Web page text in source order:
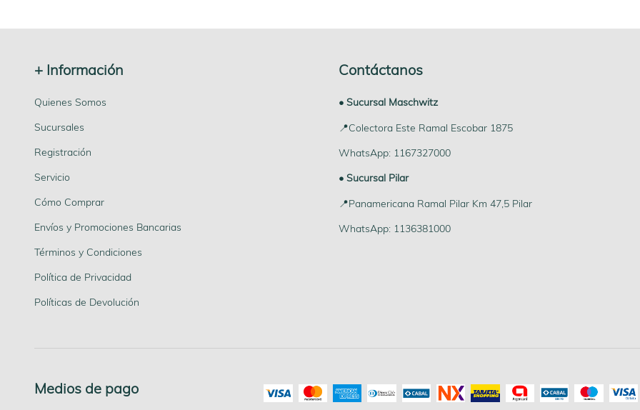
+ Información
Quienes Somos
Sucursales
Registración
Servicio
Cómo Comprar
Envíos y Promociones Bancarias
Términos y Condiciones
Política de Privacidad
Políticas de Devolución
Contáctanos
• Sucursal Maschwitz
📍Colectora Este Ramal Escobar 1875
WhatsApp: 1167327000
• Sucursal Pilar
📍Panamericana Ramal Pilar Km 47,5 Pilar
WhatsApp: 1136381000
Medios de pago